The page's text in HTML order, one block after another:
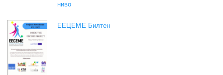
ниво
EEЦЕМЕ Билтен